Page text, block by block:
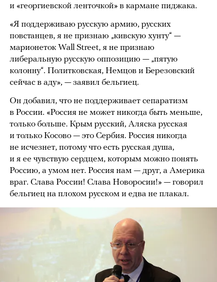
и «георгиевской ленточкой» в кармане пиджака.
«Я поддерживаю русскую армию, русских
повстанцев, я не признаю „кивскую хунту“ —
марионеток Wall Street, я не признаю
либеральную русскую оппозицию — „пятую
колонну“. Политковская, Немцов и Березовский
сейчас в аду», — заявил бельгиец.
Он добавил, что не поддерживает сепаратизм
в России. «Россия не может никогда быть меньше,
только больше. Крым русский, Аляска русская
и только Косово — это Сербия. Россия никогда
не исчезнет, потому что есть русская душа,
и я ее чувствую сердцем, которым можно понять
Россию, а умом нет. Россия нам — друг, а Америка
враг. Слава России! Слава Новоросии!» — говорил
бельгиец на плохом русском и едва не плакал.